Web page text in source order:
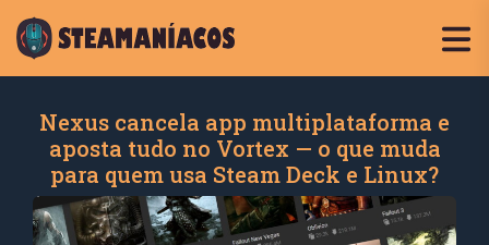
Nexus cancela app multiplataforma e
aposta tudo no Vortex — o que muda
para quem usa Steam Deck e Linux?